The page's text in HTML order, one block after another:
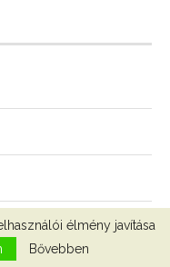
élmény javítása
Bővebben